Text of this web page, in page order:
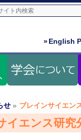
»English
せ » ブレインサイエン
イエンス研究